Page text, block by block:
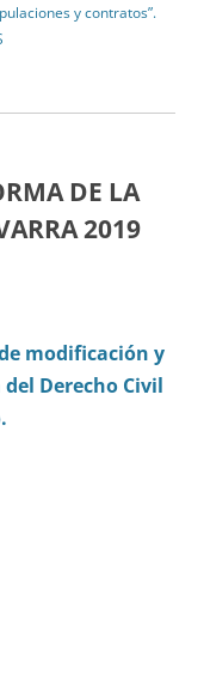
y contratos”.
DE LA
2019
modificación y
Derecho Civil